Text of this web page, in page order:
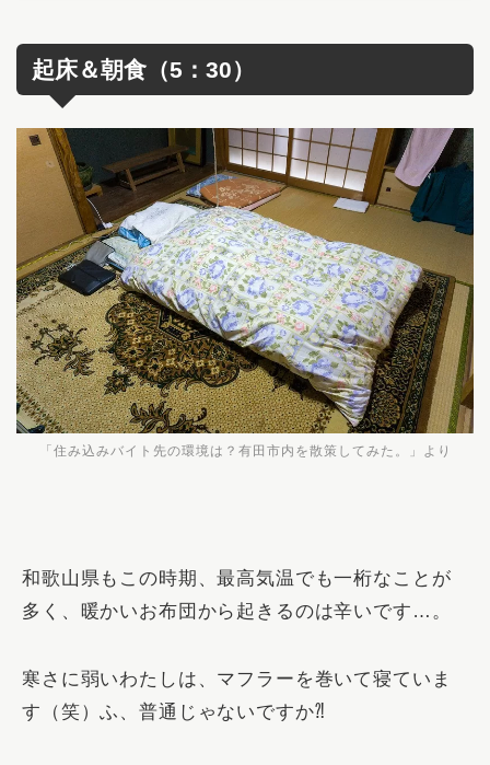
起床＆朝食（5：30）
「住み込みバイト先の環境は？有田市内を散策してみた。」より
和歌山県もこの時期、最高気温でも一桁なことが
多く、暖かいお布団から起きるのは辛いです…。
寒さに弱いわたしは、マフラーを巻いて寝ていま
す（笑）ふ、普通じゃないですか⁈